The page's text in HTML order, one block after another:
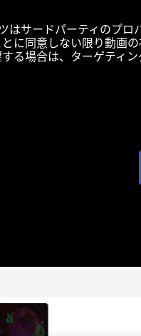
はサードパーティのプロ
に同意しない限り動画
る場合は、ターゲティ